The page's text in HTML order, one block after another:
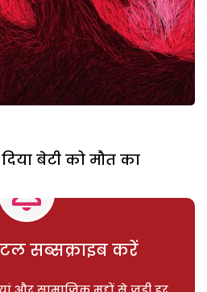
बेटी को मौत का
सब्सक्राइब करें